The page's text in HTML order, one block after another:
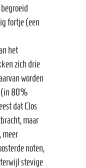
fortje (een
het
zich drie
worden
(in 80%
dat Clos
maar
meer
noten,
stevige